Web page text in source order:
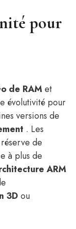
pour
de RAMet
évolutivité pour
versions de
. Les
de
à plus de
ARM
3D ou